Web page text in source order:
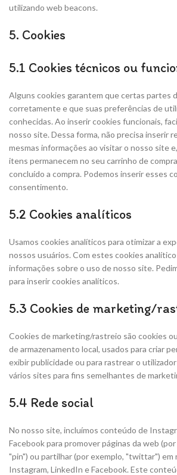
utilizando web beacons.
5. Cookies
5.1 Cookies técnicos ou
Alguns cookies garantem que certas partes
corretamente e que suas preferências de
conhecidas. Ao inserir cookies funcionais,
nosso site. Dessa forma, não precisa inserir
mesmas informações ao visitar o nosso site
itens permanecem no seu carrinho de
concluído a compra. Podemos inserir esses
consentimento.
5.2 Cookies analíticos
Usamos cookies analíticos para otimizar a
nossos usuários. Com estes cookies
informações sobre o uso de nosso site.
para inserir cookies analíticos.
5.3 Cookies de marketing/
Cookies de marketing/rastreio são cookies
de armazenamento local, usados para criar
exibir publicidade ou para rastrear o
vários sites para fins semelhantes de
5.4 Rede social
No nosso site, incluímos conteúdo de
Facebook para promover páginas da web
"pin") ou partilhar (por exemplo, "twittar") em
Instagram, LinkedIn e Facebook. Este